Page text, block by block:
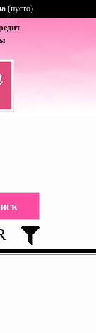
(пусто)